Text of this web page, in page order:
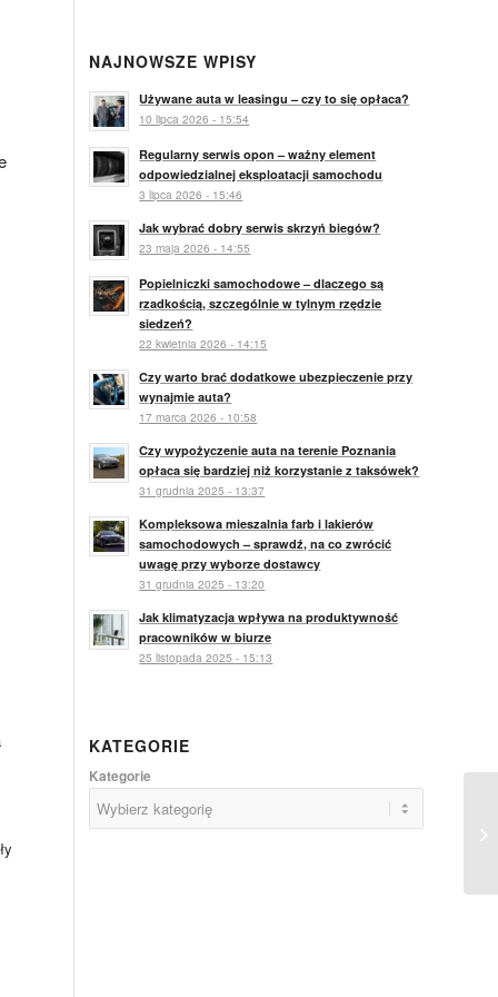
NAJNOWSZE WPISY
Używane auta w leasingu – czy to się opłaca?
10 lipca 2026 - 15:54
Regularny serwis opon – ważny element
odpowiedzialnej eksploatacji samochodu
3 lipca 2026 - 15:46
Jak wybrać dobry serwis skrzyń biegów?
23 maja 2026 - 14:55
Popielniczki samochodowe – dlaczego są
rzadkością, szczególnie w tylnym rzędzie
siedzeń?
22 kwietnia 2026 - 14:15
Czy warto brać dodatkowe ubezpieczenie przy
wynajmie auta?
17 marca 2026 - 10:58
Czy wypożyczenie auta na terenie Poznania
opłaca się bardziej niż korzystanie z taksówek?
31 grudnia 2025 - 13:37
Kompleksowa mieszalnia farb i lakierów
samochodowych – sprawdź, na co zwrócić
uwagę przy wyborze dostawcy
31 grudnia 2025 - 13:20
Jak klimatyzacja wpływa na produktywność
pracowników w biurze
25 listopada 2025 - 15:13
KATEGORIE
Kategorie